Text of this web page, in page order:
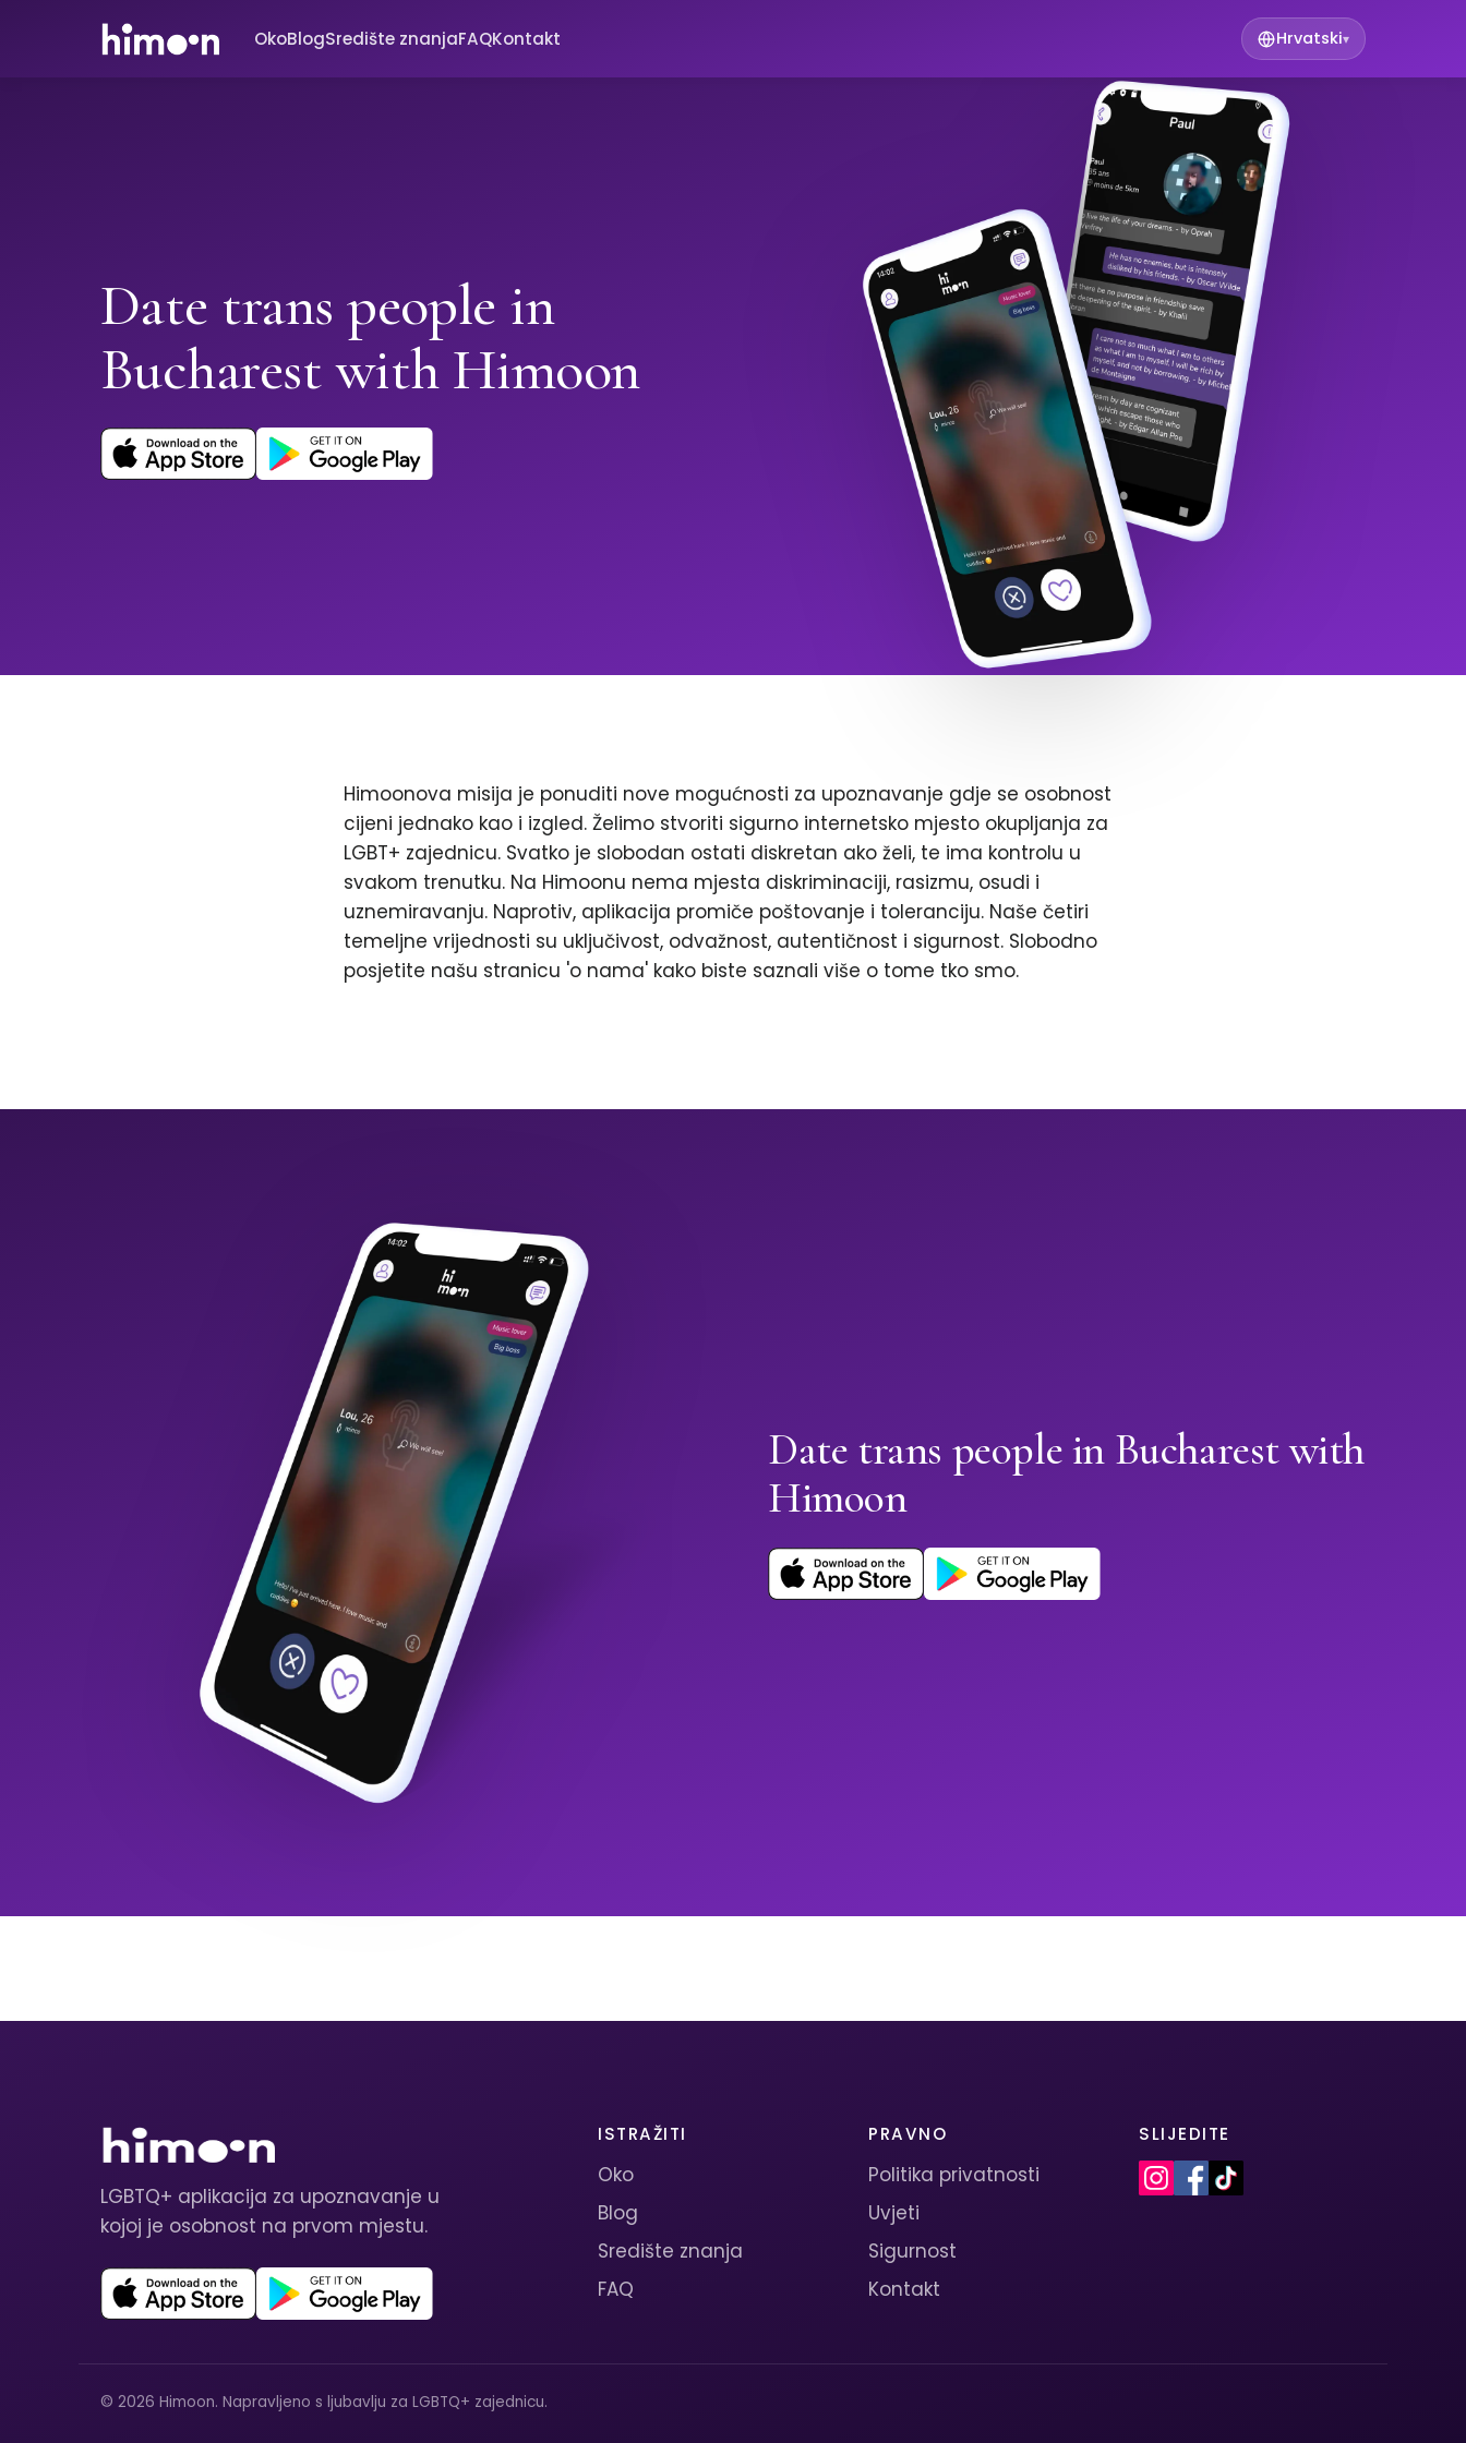
OkoBlogSredište znanjaFAQKontakt Hrvatski▾
Date trans people in
Bucharest with Himoon
Himoonova misija je ponuditi nove mogućnosti za upoznavanje gdje se osobnost
cijeni jednako kao i izgled. Želimo stvoriti sigurno internetsko mjesto okupljanja za
LGBT+ zajednicu. Svatko je slobodan ostati diskretan ako želi, te ima kontrolu u
svakom trenutku. Na Himoonu nema mjesta diskriminaciji, rasizmu, osudi i
uznemiravanju. Naprotiv, aplikacija promiče poštovanje i toleranciju. Naše četiri
temeljne vrijednosti su uključivost, odvažnost, autentičnost i sigurnost. Slobodno
posjetite našu stranicu 'o nama' kako biste saznali više o tome tko smo.
Date trans people in Bucharest with
Himoon
LGBTQ+ aplikacija za upoznavanje u
kojoj je osobnost na prvom mjestu.
ISTRAŽITI
Oko
Blog
Središte znanja
FAQ
PRAVNO
Politika privatnosti
Uvjeti
Sigurnost
Kontakt
SLIJEDITE
© 2026 Himoon. Napravljeno s ljubavlju za LGBTQ+ zajednicu.